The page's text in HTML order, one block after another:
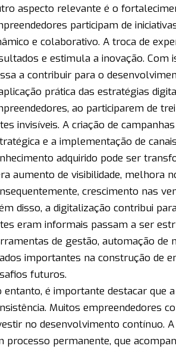
aspecto relevante é o
participam de
e colaborativo. A troca de
e estimula a inovação. Com
a contribuir para o
prática das estratégias
ao participarem de
invisíveis. A criação de
e a implementação de
adquirido pode ser
aumento de visibilidade, melhora
crescimento nas
disso, a digitalização contribui
eram informais passam a ser
de gestão, automação
importantes na construção de
futuros.
entanto, é importante destacar que
Muitos empreendedores
no desenvolvimento contínuo.
processo permanente, que